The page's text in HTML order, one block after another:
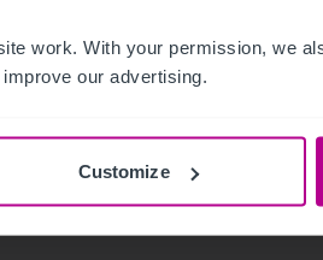
work. With your permission, we
our advertising.
Customize